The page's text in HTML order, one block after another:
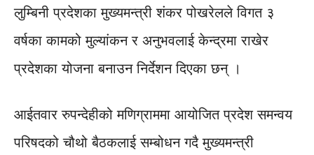
लुम्बिनी प्रदेशका मुख्यमन्त्री शंकर पोखरेलले विगत ३
वर्षका कामको मुल्यांकन र अनुभवलाई केन्द्रमा राखेर
प्रदेशका योजना बनाउन निर्देशन दिएका छन् ।
आईतवार रुपन्देहीको मणिग्राममा आयोजित प्रदेश समन्वय
परिषदको चौथो बैठकलाई सम्बोधन गदै मुख्यमन्त्री